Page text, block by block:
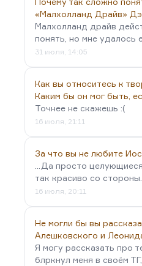
«Малхолланд Драйв»
Малхолланд драйв
понять, но мне удалось
31 июля, 14:05
Как вы относитесь к
Каким бы он мог быть,
Точнее не скажешь :(
16 июля, 21:11
За что вы не любите
...Да просто
так красиво со стороны...
16 июля, 20:11
Не могли бы вы
Алешковского и
Я могу рассказать про
блркнул меня в своём